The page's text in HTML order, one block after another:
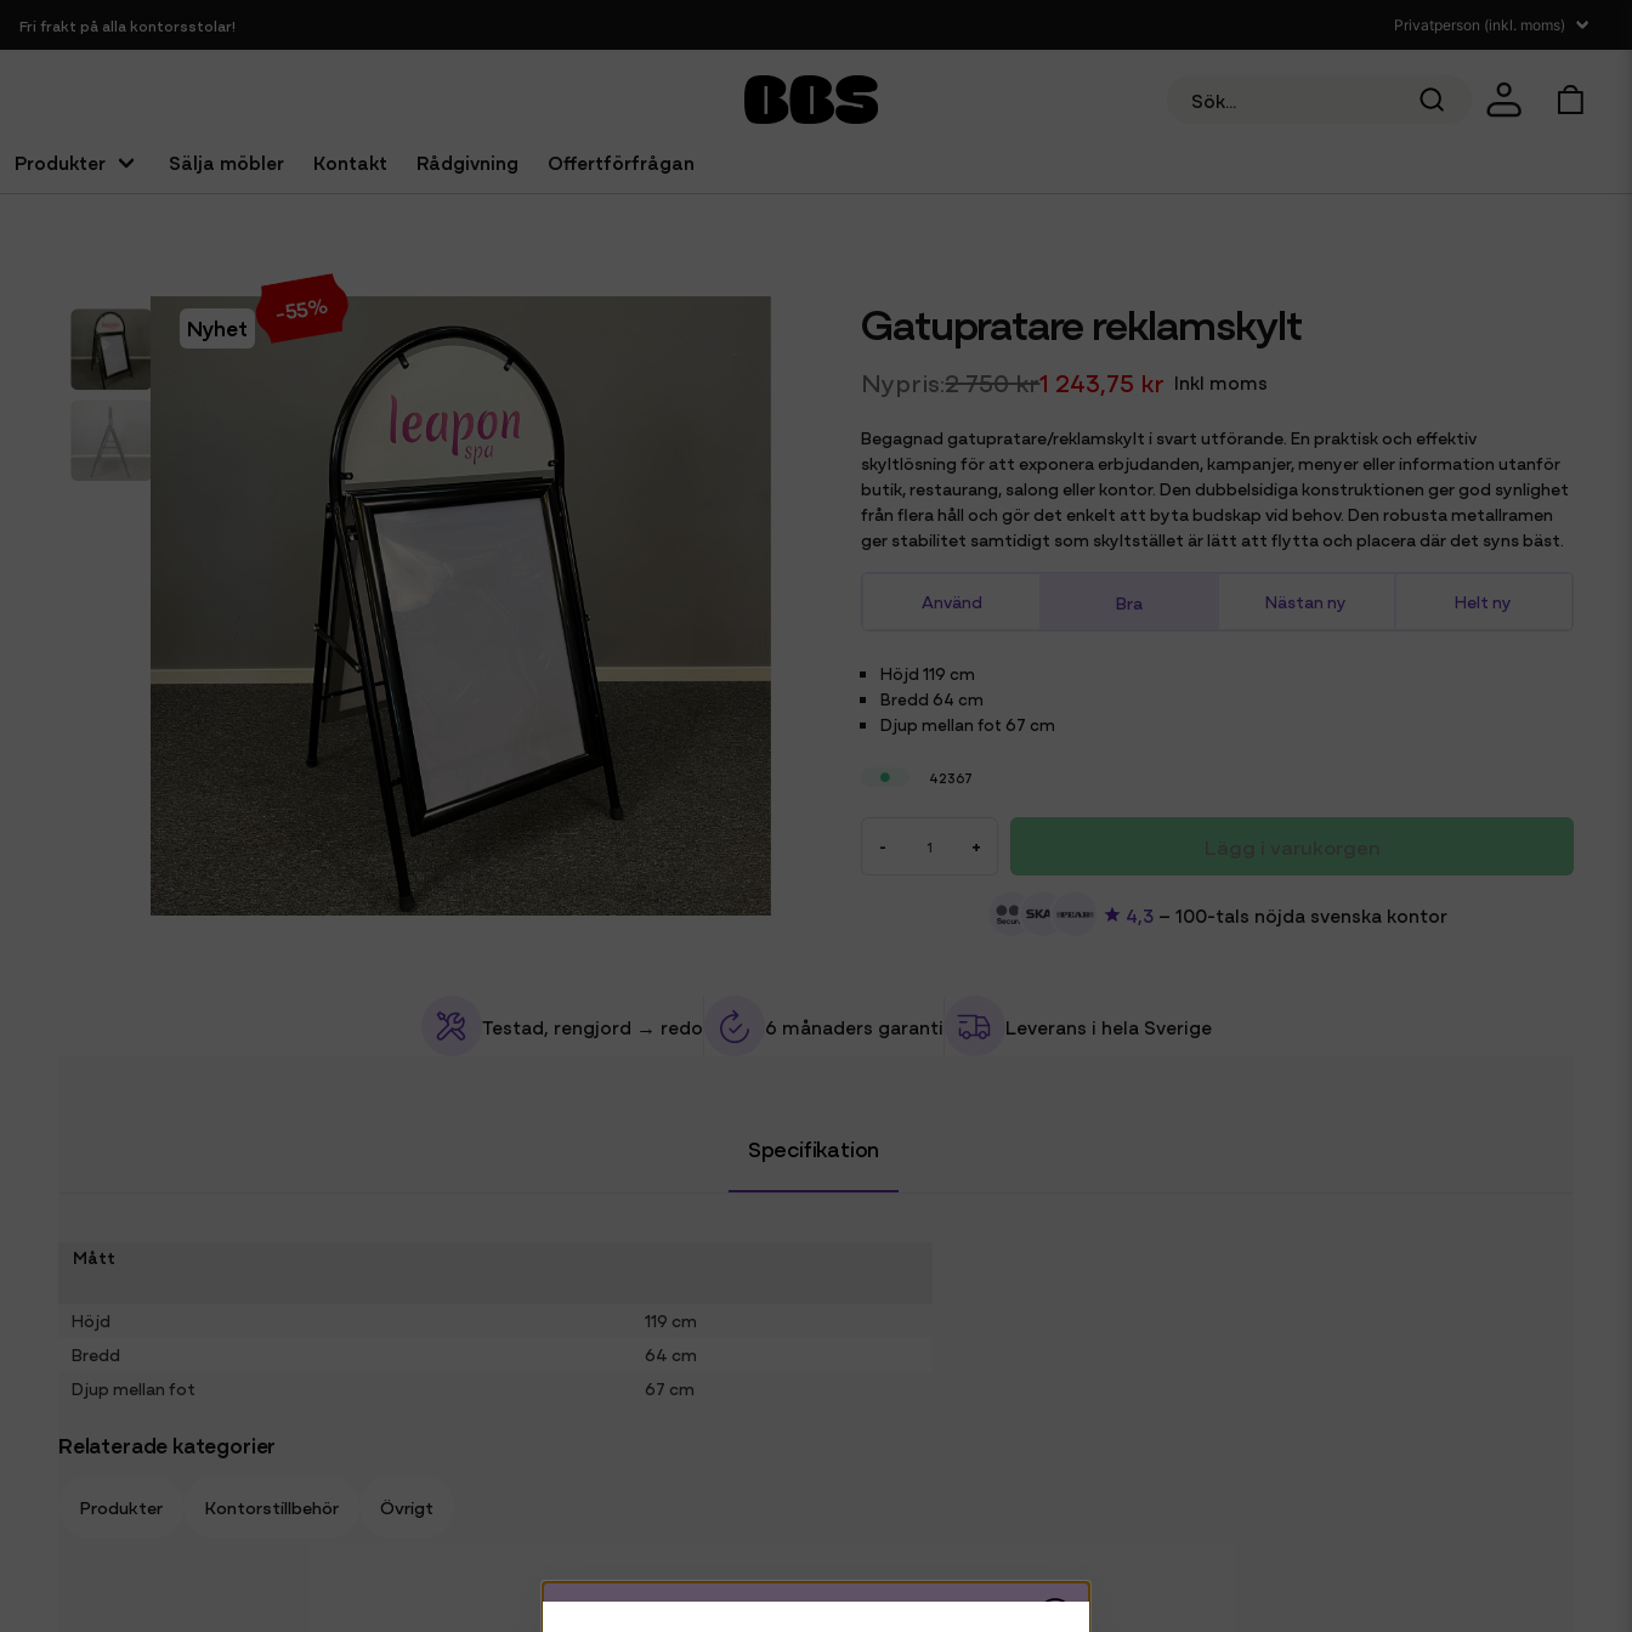
Fri frakt på alla kontorsstolar!
Produkter Sälja möbler Kontakt Rådgivning Offertförfrågan
Hem Kontorstillbehör Övrigt Gatupratare reklamskylt
Nyhet -55% Gatupratare reklamskylt
2 750 kr1 243,75 kr Inkl moms
Begagnad gatupratare/reklamskylt i svart utförande. En praktisk och effektiv
skyltlösning för att exponera erbjudanden, kampanjer, menyer eller information utanför
butik, restaurang, salong eller kontor. Den dubbelsidiga konstruktionen ger god synlighet
från flera håll och gör det enkelt att byta budskap vid behov. Den robusta metallramen
ger stabilitet samtidigt som skyltstället är lätt att flytta och placera där det syns bäst.
Använd Bra Nästan ny Helt ny
Höjd119 cm
Bredd 64 cm
Djup mellan fot 67 cm
42367
- +
4,3 – 100-tals nöjda svenska kontor
Testad, rengjord → redo 6 månaders garanti Leverans i hela Sverige
Specifikation
Mått
Höjd
119 cm
Bredd
64 cm
Djup mellan fot
67 cm
Relaterade kategorier
Produkter Kontorstillbehör Övrigt